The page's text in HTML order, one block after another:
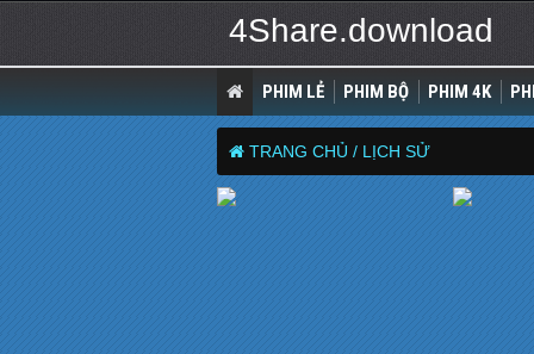
4Share.download
PHIM LẺ PHIM BỘ PHIM 4K
TRANG CHỦ / LỊCH SỬ